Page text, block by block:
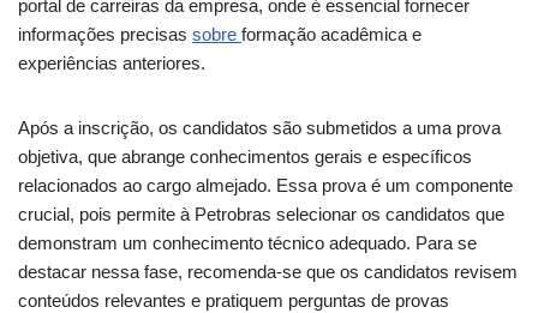
portal de carreiras da empresa, onde é essencial fornecer
informações precisas sobre formação acadêmica e
experiências anteriores.
Após a inscrição, os candidatos são submetidos a uma prova
objetiva, que abrange conhecimentos gerais e específicos
relacionados ao cargo almejado. Essa prova é um componente
crucial, pois permite à Petrobras selecionar os candidatos que
demonstram um conhecimento técnico adequado. Para se
destacar nessa fase, recomenda-se que os candidatos revisem
conteúdos relevantes e pratiquem perguntas de provas